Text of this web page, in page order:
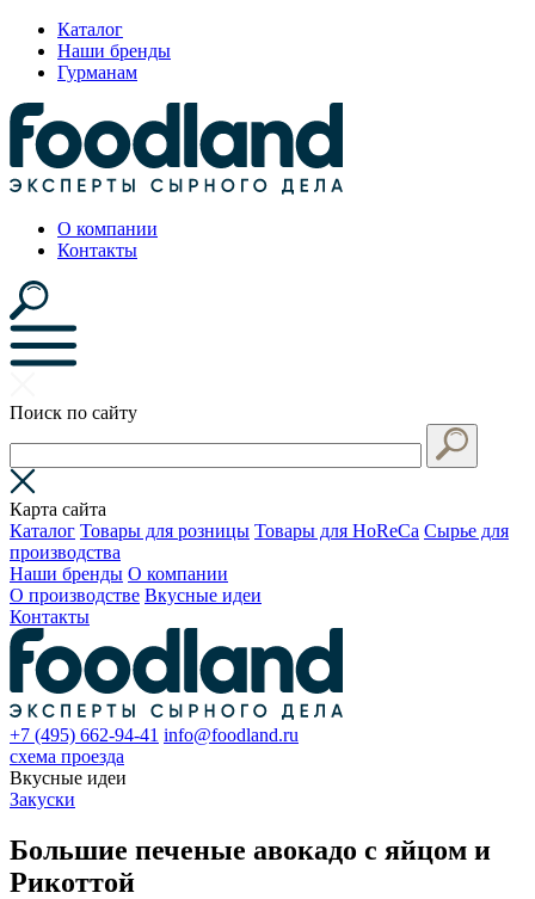
Каталог
Наши бренды
Гурманам
О компании
Контакты
Поиск по сайту
Карта сайта
Каталог Товары для розницы Товары для HoReCa Сырье для
производства
Наши бренды О компании
О производстве Вкусные идеи
Контакты
+7 (495) 662-94-41 info@foodland.ru
схема проезда
Вкусные идеи
Закуски
Большие печеные авокадо с яйцом и
Рикоттой